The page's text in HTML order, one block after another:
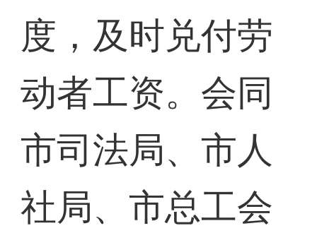
度，及时兑付劳
动者工资。会同
市司法局、市人
社局、市总工会